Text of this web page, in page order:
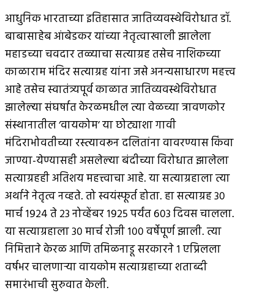
आधुनिक भारताच्या इतिहासात जातिव्यवस्थेविरोधात डॉ.
बाबासाहेब आंबेडकर यांच्या नेतृत्वाखाली झालेला
महाडच्या चवदार तळ्याचा सत्याग्रह तसेच नाशिकच्या
काळाराम मंदिर सत्याग्रह यांना जसे अनन्यसाधारण महत्त्व
आहे तसेच स्वातंत्र्यपूर्व काळात जातिव्यवस्थेविरोधात
झालेल्या संघर्षात केरळमधील त्या वेळच्या त्रावणकोर
संस्थानातील ‘वायकोम’ या छोट्याशा गावी
मंदिराभोवतीच्या रस्त्यावरून दलितांना वावरण्यास किंवा
जाण्या-येण्यासही असलेल्या बंदीच्या विरोधात झालेला
सत्याग्रहही अतिशय महत्त्वाचा आहे. या सत्याग्रहाला त्या
अर्थाने नेतृत्व नव्हते. तो स्वयंस्फूर्त होता. हा सत्याग्रह ३०
मार्च १९२४ ते २३ नोव्हेंबर १९२५ पर्यंत ६०३ दिवस चालला.
या सत्याग्रहाला ३० मार्च रोजी १०० वर्षेपूर्ण झाली. त्या
निमित्ताने केरळ आणि तमिळनाडू सरकारने १ एप्रिलला
वर्षभर चालणार्‍या वायकोम सत्याग्रहाच्या शताब्दी
समारंभाची सुरुवात केली.